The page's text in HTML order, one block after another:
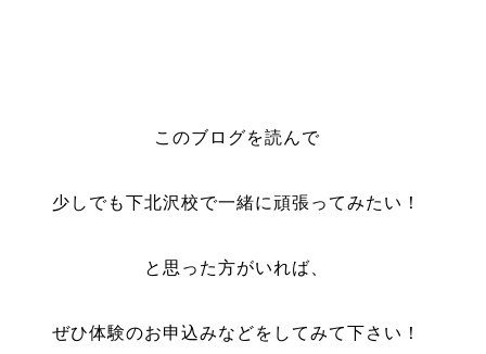
このブログを読んで
少しでも下北沢校で一緒に頑張ってみたい！
と思った方がいれば、
ぜひ体験のお申込みなどをしてみて下さい！